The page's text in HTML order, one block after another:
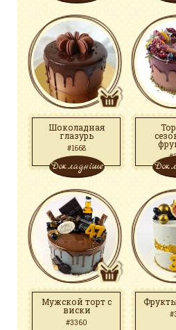
Шоколадная
глазурь
#1668
Докладніше
Мужской торт с
виски
#3360